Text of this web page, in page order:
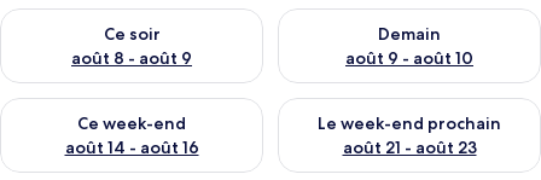
Ce soir
août 8 - août 9
Vérifier la disponibilité pour ce soir août 8 - août 9
Demain
août 9 - août 10
Vérifier la disponibilité pour
Ce week-end
août 14 - août 16
Vérifier la disponibilité pour ce week-end août 14 - août 16
Le week-end prochain
août 21 - août 23
Vérifier la disponibilité pour